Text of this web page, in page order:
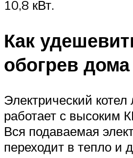
10,8 кВт.
Как
обогрев дома
Электрический
работает с высоким
Вся подаваемая
переходит в тепло и